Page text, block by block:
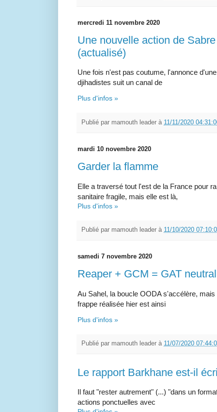
mercredi 11 novembre 2020
Une nouvelle action de
(actualisé)
Une fois n'est pas coutume, l'annonce
djihadistes suit un canal de
Plus d'infos »
Publié par mamouth leader à 11/11/2020
mardi 10 novembre 2020
Garder la flamme
Elle a traversé tout l'est de la France pour
sanitaire fragile, mais elle est là,
Plus d'infos »
Publié par mamouth leader à 11/10/2020
samedi 7 novembre 2020
Reaper + GCM = GAT
Au Sahel, la boucle OODA s'accélère,
frappe réalisée hier est ainsi
Plus d'infos »
Publié par mamouth leader à 11/07/2020
Le rapport Barkhane est-il
Il faut "rester autrement" (...) "dans un
actions ponctuelles avec